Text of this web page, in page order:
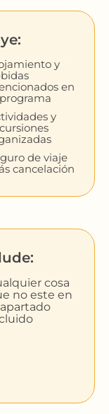
y
en
y
de viaje
cancelación
cosa
no este en